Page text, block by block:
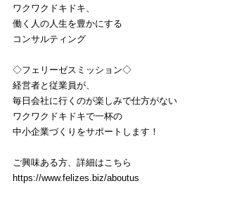
ワクワクドキドキ、
働く人の人生を豊かにする
コンサルティング
◇フェリーゼスミッション◇
経営者と従業員が、
毎日会社に行くのが楽しみで仕方がない
ワクワクドキドキで一杯の
中小企業づくりをサポートします！
ご興味ある方、詳細はこちら
https://www.felizes.biz/aboutus